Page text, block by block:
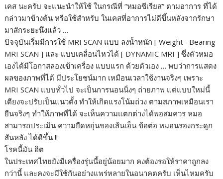
เคส นะครับ จะแนะนำให้ใช้ ในกรณีที่ “หมอซีเรียส” ตามอาการ ที่ได้
กล่าวมาข้างต้น หรือใช้สำหรับ ในเคสที่อาการไม่ดีขึ้นหลังจากรักษา
มาสักระยะนึงแล้ว …
ปัจจุบันเริ่มมีการใช้ MRI SCAN แบบ ลงน้ำหนัก [ Weight –Bearing
MRI SCAN ] และ แบบเคลื่อนไหวได้ [ DYNAMIC MRI ] ซึ่งตัวหมอ
เองได้มีโอกาสลองเข้าเครื่อง แบบแรก ด้วยตัวเอง … พบว่าการแสดง
ผลของภาพที่ได้ มีประโยชน์มาก เหมือนเวลาใช้งานจริงๆ เพราะ
MRI SCAN แบบทั่วไป จะเป็นการนอนนิ่งๆ ถ่ายภาพ แต่แบบใหม่นี้
เตียงจะปรับเป็นแนวตั้ง ทำให้เกิดแรงโน้มถ่วง ตามสภาพเหมือนเรา
ยืนจริงๆ ทำให้ภาพที่ได้ จะเห็นความแตกต่างได้พอสมควร หมอ
สามารถประเมิน ความยืดหยุ่นของเส้นเอ็น ข้อต่อ หมอนรองกระดูก
สันหลัง ได้ดีขึ้น !!
โรคนี้มัน ฮิต
ในประเทศไทยยังมีเครื่องรุ่นนี้อยู่น้อยมาก คงต้องรอให้ราคาถูกลง
กว่านี้ และคงจะมีใช้กันอย่างแพร่หลายในอนาคตครับ เห็นไหมครับ